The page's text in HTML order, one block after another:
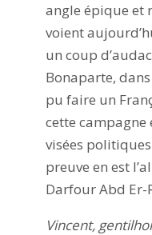
angle épique et
voient
un coup
Bonaparte,
pu faire un
cette
visées
preuve en est
Darfour Abd Er-
Vincent,